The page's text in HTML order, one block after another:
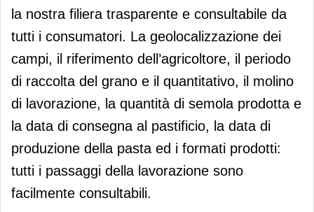
la nostra filiera trasparente e consultabile da
tutti i consumatori. La geolocalizzazione dei
campi, il riferimento dell’agricoltore, il periodo
di raccolta del grano e il quantitativo, il molino
di lavorazione, la quantità di semola prodotta e
la data di consegna al pastificio, la data di
produzione della pasta ed i formati prodotti:
tutti i passaggi della lavorazione sono
facilmente consultabili.